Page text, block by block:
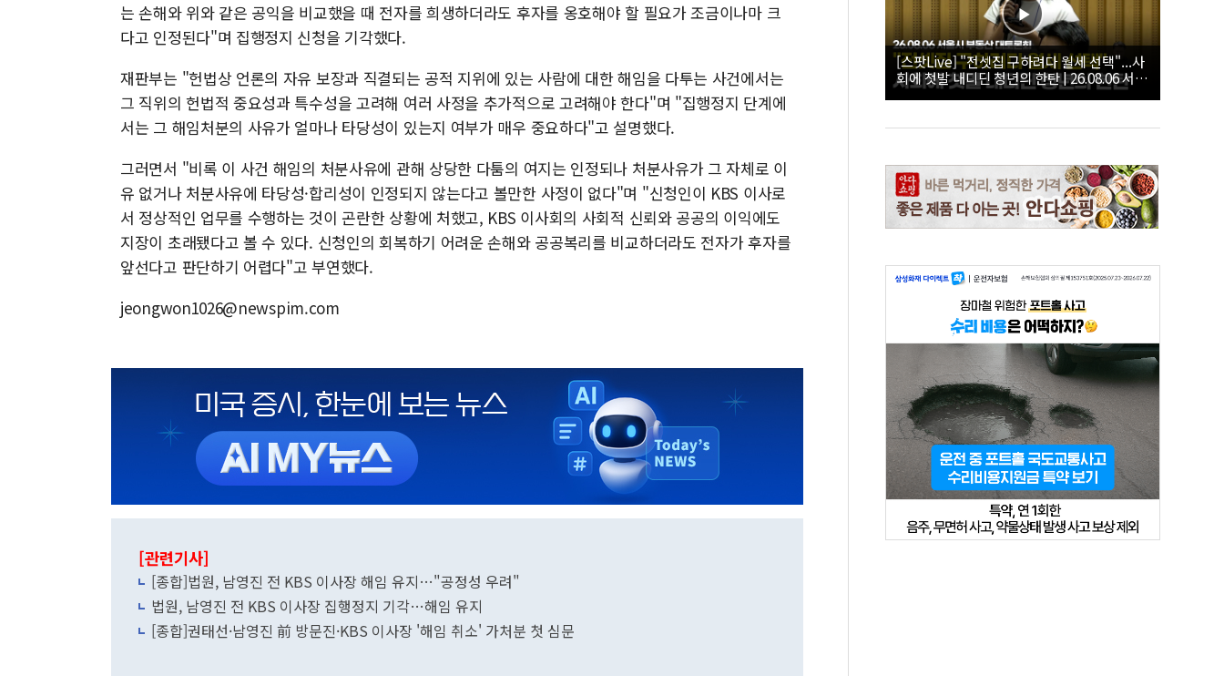
는 손해와 위와 같은 공익을 비교했을 때 전자를 희생하더라도 후자를 옹호해야 할 필요가 조금이나마 크
다고 인정된다"며 집행정지 신청을 기각했다.
재판부는 "헌법상 언론의 자유 보장과 직결되는 공적 지위에 있는 사람에 대한 해임을 다투는 사건에서는
그 직위의 헌법적 중요성과 특수성을 고려해 여러 사정을 추가적으로 고려해야 한다"며 "집행정지 단계에
서는 그 해임처분의 사유가 얼마나 타당성이 있는지 여부가 매우 중요하다"고 설명했다.
그러면서 "비록 이 사건 해임의 처분사유에 관해 상당한 다툼의 여지는 인정되나 처분사유가 그 자체로 이
유 없거나 처분사유에 타당성·합리성이 인정되지 않는다고 볼만한 사정이 없다"며 "신청인이 KBS 이사로
서 정상적인 업무를 수행하는 것이 곤란한 상황에 처했고, KBS 이사회의 사회적 신뢰와 공공의 이익에도
지장이 초래됐다고 볼 수 있다. 신청인의 회복하기 어려운 손해와 공공복리를 비교하더라도 전자가 후자를
앞선다고 판단하기 어렵다"고 부연했다.
jeongwon1026@newspim.com
[관련기사]
[종합]법원, 남영진 전 KBS 이사장 해임 유지…"공정성 우려"
법원, 남영진 전 KBS 이사장 집행정지 기각…해임 유지
[종합]권태선·남영진 前 방문진·KBS 이사장 '해임 취소' 가처분 첫 심문
[스팟Live] "전셋집 구하려다 월세 선택"...사
회에 첫발 내디딘 청년의 한탄 | 26.08.06 서울
시 부동산 대토론회